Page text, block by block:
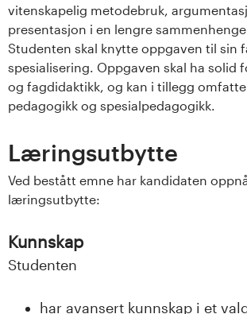
v
e
r
s
e
vitenskapelig metodebruk,
presentasjon i en lengre
Studenten skal knytte oppgaven til sin
spesialisering. Oppgaven skal ha solid
og fagdidaktikk, og kan i tillegg
pedagogikk og spesialpedagogikk.
Læringsutbytte
Ved bestått emne har kandidaten
læringsutbytte:
Kunnskap
Studenten
har avansert kunnskap i et